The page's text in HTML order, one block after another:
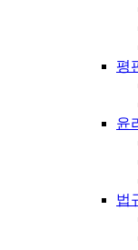
평
윤
법